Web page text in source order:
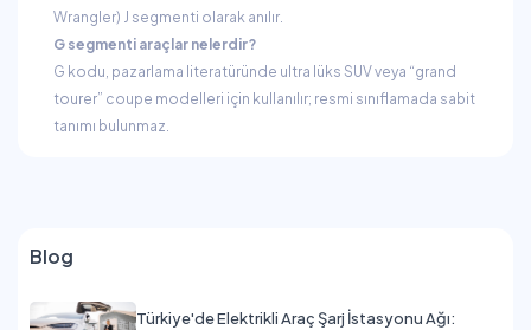
Wrangler) J segmenti olarak anılır.
G segmenti araçlar nelerdir?
G kodu, pazarlama literatüründe ultra lüks SUV veya “grand
tourer” coupe modelleri için kullanılır; resmi sınıflamada sabit
tanımı bulunmaz.
Blog
Türkiye'de Elektrikli Araç Şarj İstasyonu Ağı: